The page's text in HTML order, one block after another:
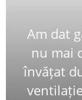
Am dat
nu mai
învățat